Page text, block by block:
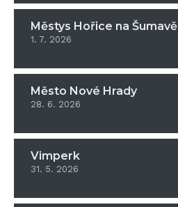
Městys Hořice na Šumavě
1. 7. 2026
Město Nové Hrady
28. 6. 2026
Vimperk
31. 5. 2026